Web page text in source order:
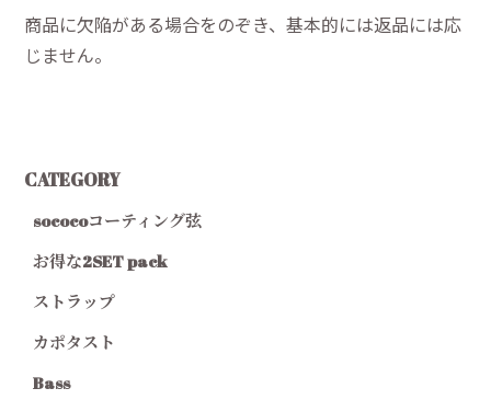
CATEGORY
sococoコーティング弦
お得な2SET pack
ストラップ
カポタスト
Bass
商品に欠陥がある場合をのぞき、基本的には返品には応
じません。